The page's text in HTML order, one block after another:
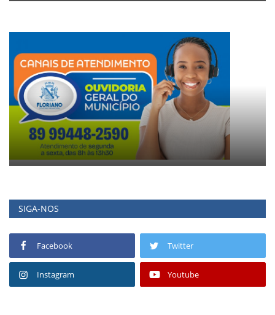
SIGA-NOS
Facebook Twitter
Instagram Youtube